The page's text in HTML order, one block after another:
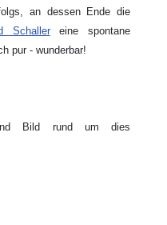
an dessen Ende die
Schallereine spontane
pur - wunderbar!
Bild rund um dies